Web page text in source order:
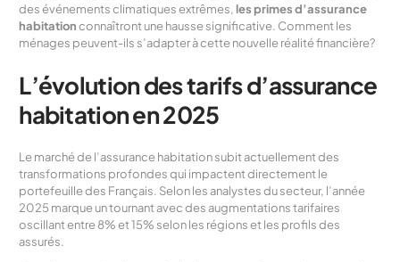
des événements climatiques extrêmes,les primes d’assurance
habitationconnaîtront une hausse significative. Comment les
ménages peuvent-ils s’adapter à cette nouvelle réalité financière?
L’évolution des tarifs d’assurance
habitation en 2025
Le marché de l’assurance habitation subit actuellement des
transformations profondes qui impactent directement le
portefeuille des Français. Selon les analystes du secteur, l’année
2025 marque un tournant avec des augmentations tarifaires
oscillant entre 8% et 15% selon les régions et les profils des
assurés.